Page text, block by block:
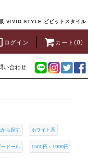
VIVID STYLE-ビビットスタイル-
ログイン カート(0)
い合わせ
から探す ホワイト系
ードール 1500円～1999円